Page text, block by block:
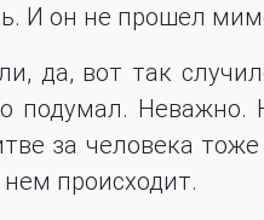
И он не прошел
да, вот так
подумал. Неважно.
за человека
нем происходит.